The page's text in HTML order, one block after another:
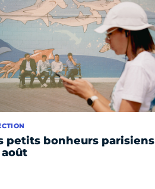
petits bonheurs parisiens